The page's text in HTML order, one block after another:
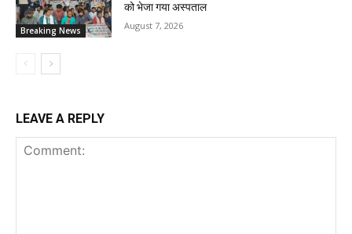
Breaking News
को भेजा गया अस्पताल
August 7, 2026
LEAVE A REPLY